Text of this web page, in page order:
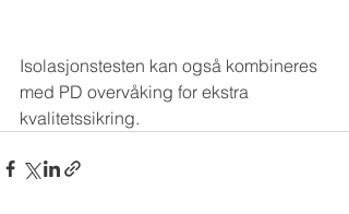
Isolasjonstesten kan også kombineres
med PD overvåking for ekstra
kvalitetssikring.